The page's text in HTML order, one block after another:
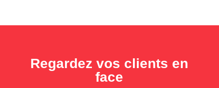
Regardez vos clients en
face